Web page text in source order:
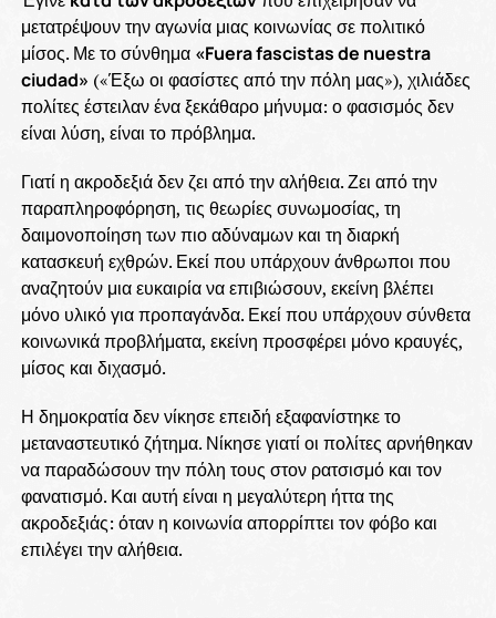
μετατρέψουν την αγωνία μιας κοινωνίας σε πολιτικό
μίσος. Με το σύνθημα «Fuera fascistas de nuestra
ciudad» («Έξω οι φασίστες από την πόλη μας»), χιλιάδες
πολίτες έστειλαν ένα ξεκάθαρο μήνυμα: ο φασισμός δεν
είναι λύση, είναι το πρόβλημα.
Γιατί η ακροδεξιά δεν ζει από την αλήθεια. Ζει από την
παραπληροφόρηση, τις θεωρίες συνωμοσίας, τη
δαιμονοποίηση των πιο αδύναμων και τη διαρκή
κατασκευή εχθρών. Εκεί που υπάρχουν άνθρωποι που
αναζητούν μια ευκαιρία να επιβιώσουν, εκείνη βλέπει
μόνο υλικό για προπαγάνδα. Εκεί που υπάρχουν σύνθετα
κοινωνικά προβλήματα, εκείνη προσφέρει μόνο κραυγές,
μίσος και διχασμό.
Η δημοκρατία δεν νίκησε επειδή εξαφανίστηκε το
μεταναστευτικό ζήτημα. Νίκησε γιατί οι πολίτες αρνήθηκαν
να παραδώσουν την πόλη τους στον ρατσισμό και τον
φανατισμό. Και αυτή είναι η μεγαλύτερη ήττα της
ακροδεξιάς: όταν η κοινωνία απορρίπτει τον φόβο και
επιλέγει την αλήθεια.